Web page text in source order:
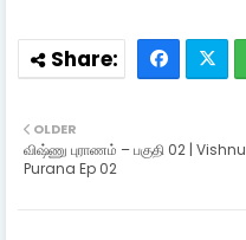
OLDER
விஷ்ணு புராணம் – பகுதி 02 | Vishnu
Purana Ep 02